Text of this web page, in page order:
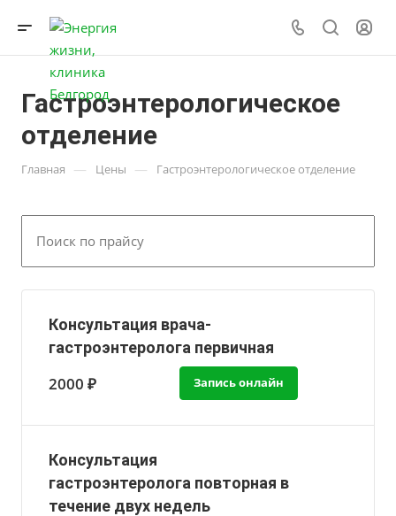
Гастроэнтерологическое
отделение
Главная — Цены — Гастроэнтерологическое отделение
Консультация врача-
гастроэнтеролога первичная
2000 ₽ Запись онлайн
Консультация
гастроэнтеролога повторная в
течение двух недель